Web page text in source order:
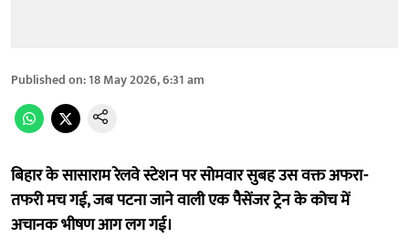
Published on:18 May 2026, 6:31 am
बिहार के सासाराम रेलवे स्टेशन पर सोमवार सुबह उस वक्त अफरा-
तफरी मच गई, जब पटना जाने वाली एक पैसेंजर ट्रेन के कोच में
अचानक भीषण आग लग गई।